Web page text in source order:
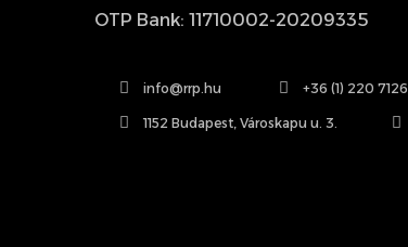
OTP Bank: 11710002-20209335
info@rrp.hu +36 (1) 220 7126
1152 Budapest, Városkapu u. 3.